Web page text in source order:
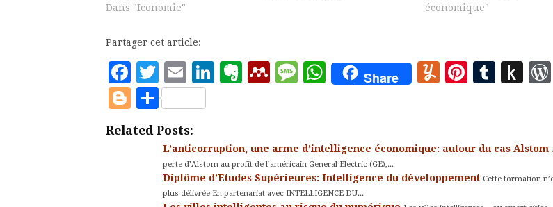
les opportunités pour les
informatisée - que nous
appelons l'iconomie?
L'approche développée ici est
qu'au-delà d'une…
Dans "Iconomie"
enquête auprès de 54 pôles
sur 71,…
inquiétant". Dans les pôles
grandes entreprises, un
rapport de Claude Rochet…
économique"
Partager cet article:
Facebook
Twitter
EmailLinkedIn
Evernote
Mendeley
Message
WhatsApp
Share Yummly
Pinterest
Blogger
Partager
Related Posts:
L’anticorruption, une arme d’intelligence économique: autour du cas Alstom
perte d’Alstom au profit de l’américain General Electric (GE),...
Diplôme d’Etudes Supérieures: Intelligence du développement Cette formation
plus délivrée En partenariat avec INTELLIGENCE DU...